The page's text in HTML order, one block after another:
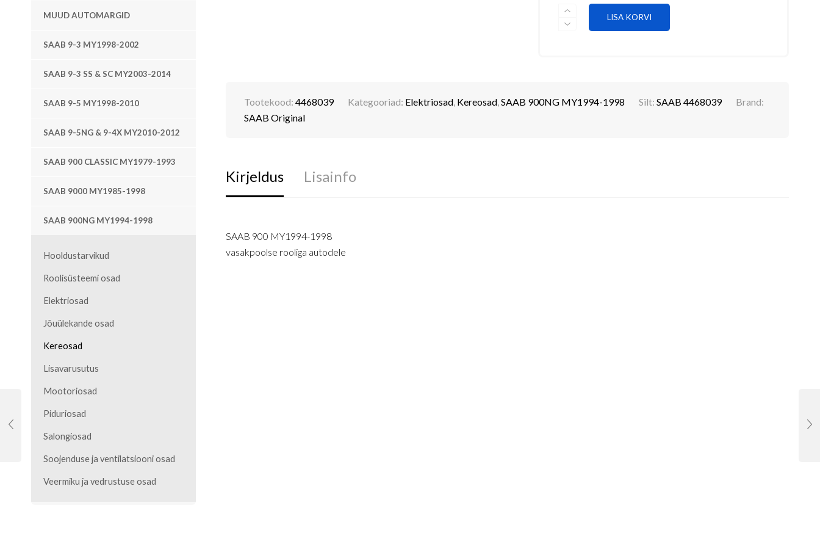
MUUD AUTOMARGID
SAAB 9-3 MY1998-2002
SAAB 9-3 SS & SC MY2003-2014
SAAB 9-5 MY1998-2010
SAAB 9-5NG & 9-4X MY2010-2012
SAAB 900 CLASSIC MY1979-1993
SAAB 9000 MY1985-1998
SAAB 900NG MY1994-1998
Hooldustarvikud
Roolisüsteemi osad
Elektriosad
Jõuülekande osad
Kereosad
Lisavarusutus
Mootoriosad
Piduriosad
Salongiosad
Soojenduse ja ventilatsiooni osad
Veermiku ja vedrustuse osad
ESITULE
LISA KORVI
Tootekood: 4468039 Kategooriad: Elektriosad, Kereosad,SAAB 900NG MY1994-1998 Silt: SAAB 4468039
Brand:
SAAB Original
Kirjeldus Lisainfo
SAAB 900 MY1994-1998
vasakpoolse rooliga autodele